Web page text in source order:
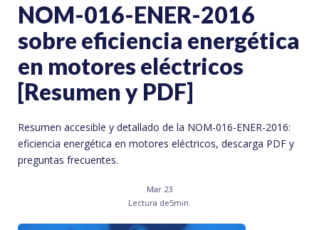
NOM-016-ENER-2016
sobre eficiencia energética
en motores eléctricos
[Resumen y PDF]
Resumen accesible y detallado de la NOM-016-ENER-2016:
eficiencia energética en motores eléctricos, descarga PDF y
preguntas frecuentes.
Mar 23
Lectura de5min.